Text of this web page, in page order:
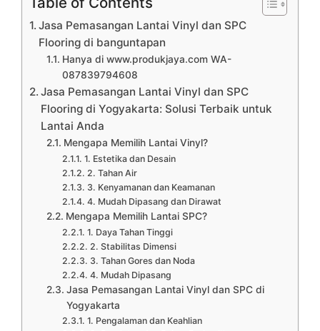
Jasa Pemasangan Lantai Vinyl dan SPC
Flooring di banguntapan
Hanya di www.produkjaya.com WA-
087839794608
Jasa Pemasangan Lantai Vinyl dan SPC
Flooring di Yogyakarta: Solusi Terbaik untuk
Lantai Anda
Mengapa Memilih Lantai Vinyl?
1. Estetika dan Desain
2. Tahan Air
3. Kenyamanan dan Keamanan
4. Mudah Dipasang dan Dirawat
Mengapa Memilih Lantai SPC?
1. Daya Tahan Tinggi
2. Stabilitas Dimensi
3. Tahan Gores dan Noda
4. Mudah Dipasang
Jasa Pemasangan Lantai Vinyl dan SPC di
Yogyakarta
1. Pengalaman dan Keahlian